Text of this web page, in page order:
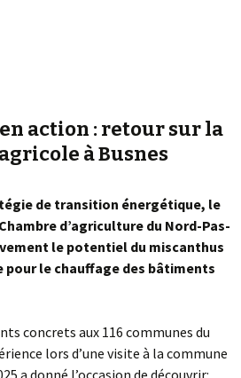
action : retour sur la
à Busnes
de transition énergétique, le
d’agriculture du Nord-Pas-
le potentiel du miscanthus
pour le chauffage des bâtiments
concrets aux 116 communes du
lors d’une visite à la commune
a donné l’occasion de découvrir: